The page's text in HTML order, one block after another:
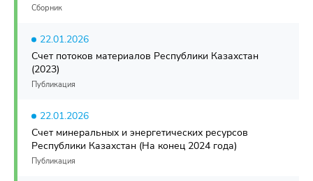
Сборник
22.01.2026
Счет потоков материалов Республики Казахстан
(2023)
Публикация
22.01.2026
Счет минеральных и энергетических ресурсов
Республики Казахстан (На конец 2024 года)
Публикация